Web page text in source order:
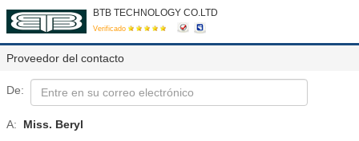
BTB TECHNOLOGY CO.LTD
Verificado
Proveedor del contacto
De:
A: Miss. Beryl